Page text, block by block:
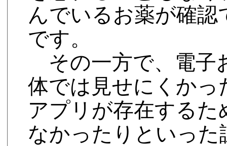
んでいるお薬が確
です。
その一方で、電子
体では見せにくかっ
アプリが存在する
なかったりといっ